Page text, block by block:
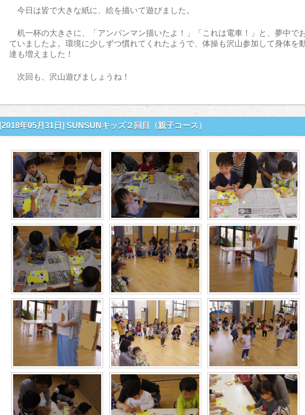
今日は皆で大きな紙に、絵を描いて遊びました。
机一杯の大きさに、「アンパンマン描いたよ！」「これは電車！」と、夢中で
ていましたよ。環境に少しずつ慣れてくれたようで、体操も沢山参加して身体を
達も増えました！
次回も、沢山遊びましょうね！
[2018年05月31日] SUNSUNキッズ２回目（親子コース）